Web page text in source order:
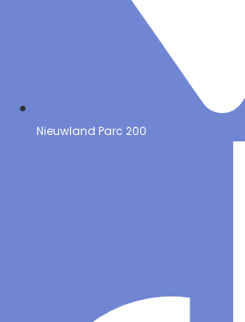
Nieuwland Parc 200